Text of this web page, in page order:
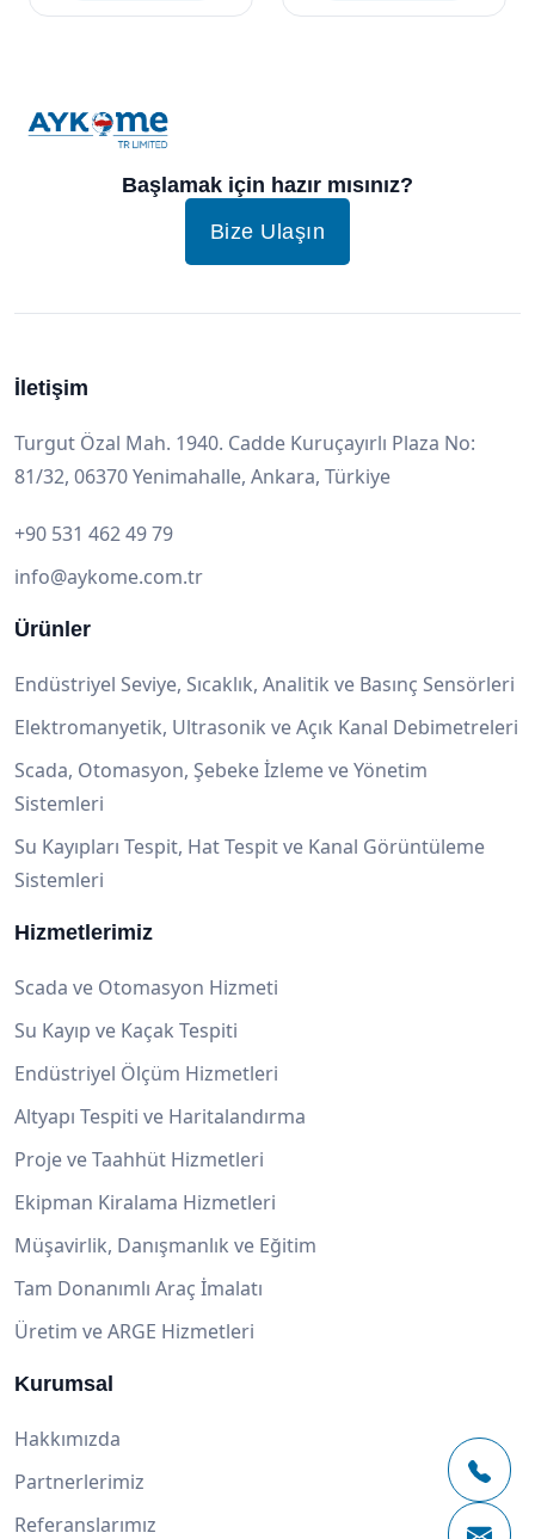
Başlamak için hazır mısınız?
Bize Ulaşın
İletişim
Turgut Özal Mah. 1940. Cadde Kuruçayırlı Plaza No:
81/32, 06370 Yenimahalle, Ankara, Türkiye
+90 531 462 49 79
info@aykome.com.tr
Ürünler
Endüstriyel Seviye, Sıcaklık, Analitik ve Basınç Sensörleri
Elektromanyetik, Ultrasonik ve Açık Kanal Debimetreleri
Scada, Otomasyon, Şebeke İzleme ve Yönetim
Sistemleri
Su Kayıpları Tespit, Hat Tespit ve Kanal Görüntüleme
Sistemleri
Hizmetlerimiz
Scada ve Otomasyon Hizmeti
Su Kayıp ve Kaçak Tespiti
Endüstriyel Ölçüm Hizmetleri
Altyapı Tespiti ve Haritalandırma
Proje ve Taahhüt Hizmetleri
Ekipman Kiralama Hizmetleri
Müşavirlik, Danışmanlık ve Eğitim
Tam Donanımlı Araç İmalatı
Üretim ve ARGE Hizmetleri
Kurumsal
Hakkımızda
Partnerlerimiz
Referanslarımız